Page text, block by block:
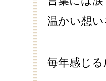
温かい想
毎年感じ